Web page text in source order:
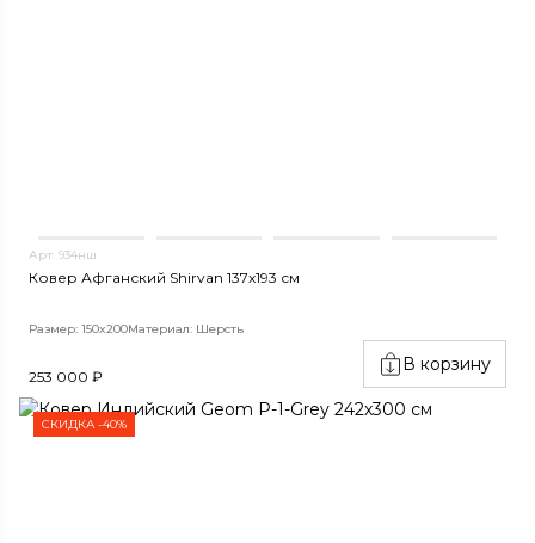
Арт. 934нш
Ковер Афганский Shirvan 137x193 см
Размер: 150x200Материал: Шерсть
253 000 ₽
В корзину
СКИДКА -40%